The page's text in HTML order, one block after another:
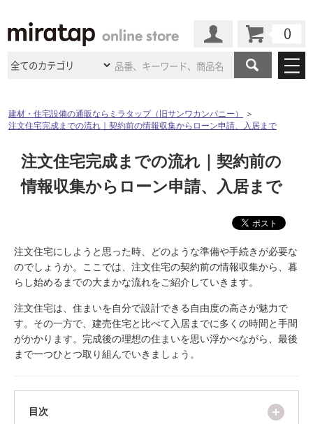
商品カテゴリ
キッチン 浴室（風呂・ バスルー
ム）・トイレ
エクステリア（外構）
ウッドデッキ フローリング・床材
収納 インテリア・家具
照明 ペット用品
ロートアイアン
施工事例 法人案件納入事例
ショールーム
ショールームの ご案内 東京ショールーム
ショールーム
名古屋ショールーム 京都ショールーム
福岡ショールーム 札幌スマートショールー
ム
横浜スマートショールー
ム
ウェルビーみのお
ご利用ガイド 初めての方へ
よくある質問 お問い合わせ
修理お問い合わせ クレーム公開
説明書・図面検索 水まわり
スタイリング
その他サービス
ミラタップと創る家
工事会社紹介Coziコンシ
自分らしい家づくり
SUVACO
最高のリノベ会社がみつ
かるリノベりす
建材・住宅設備の通販ならミラタップ（旧サンワカンパニー）
＞
注文住宅完成までの流れ｜契約前の情報収集からローン申請、入居まで
注文住宅完成までの流れ｜契約前の
情報収集からローン申請、入居まで
注文住宅にしようと思った時、どのような準備や手続きが必要な
のでしょうか。ここでは、注文住宅の契約前の情報収集から、暮
らし始めるまでの大まかな流れをご紹介していきます。
注文住宅は、住まいを自分で設計できる自由度の高さが魅力で
す。その一方で、建売住宅と比べて入居までに多くの時間と手間
がかかります。完成後の理想の住まいを思い浮かべながら、最後
まで一つひとつ取り組んでいきましょう。
目次